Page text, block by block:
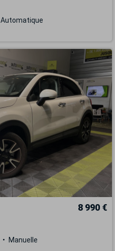
Automatique
8 990 €
Manuelle